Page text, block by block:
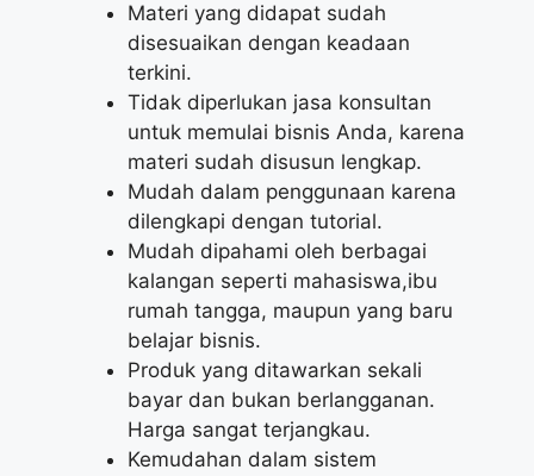
Materi yang didapat sudah
disesuaikan dengan keadaan
terkini.
Tidak diperlukan jasa konsultan
untuk memulai bisnis Anda, karena
materi sudah disusun lengkap.
Mudah dalam penggunaan karena
dilengkapi dengan tutorial.
Mudah dipahami oleh berbagai
kalangan seperti mahasiswa,ibu
rumah tangga, maupun yang baru
belajar bisnis.
Produk yang ditawarkan sekali
bayar dan bukan berlangganan.
Harga sangat terjangkau.
Kemudahan dalam sistem